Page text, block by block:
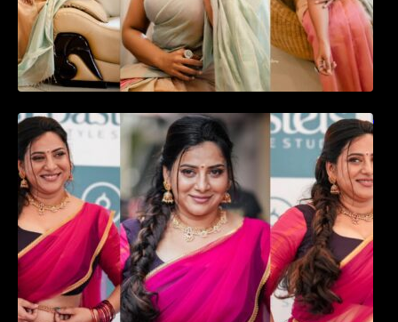
ഉദ്ഘാടന വേദിയിൽ ആരാധരെ മയക്കുന്ന
തകർപ്പൻ ഡൻസുമായി അന്ന രാജൻ..